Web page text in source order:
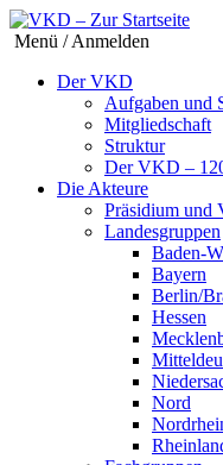
Menü / Anmelden
Der VKD
Aufgaben und
Mitgliedschaft
Struktur
Der VKD –
Die Akteure
Präsidium und
Landesgruppen
Baden-
Bayern
Berlin/
Hessen
Nord